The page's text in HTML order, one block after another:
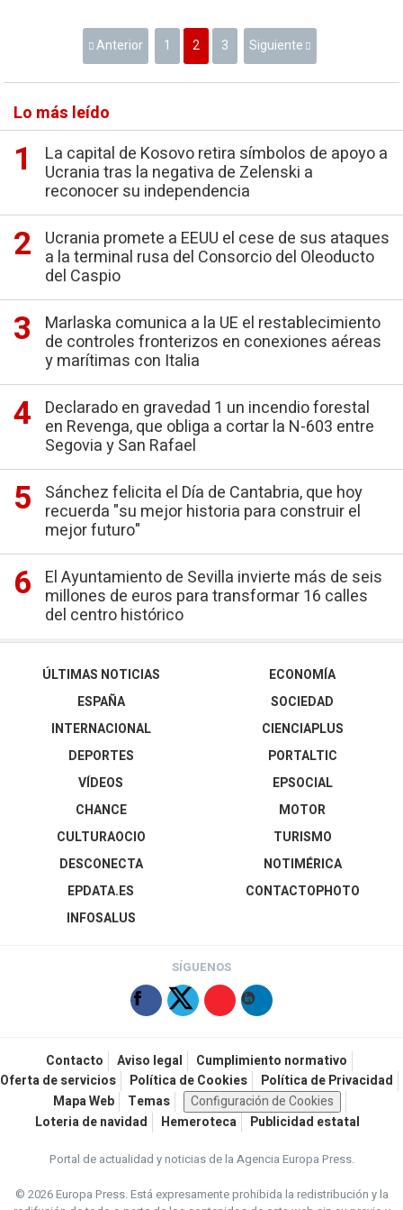
Anterior 1 2 3 Siguiente
Lo más leído
La capital de Kosovo retira símbolos de apoyo a
Ucrania tras la negativa de Zelenski a
reconocer su independencia
Ucrania promete a EEUU el cese de sus ataques
a la terminal rusa del Consorcio del Oleoducto
del Caspio
Marlaska comunica a la UE el restablecimiento
de controles fronterizos en conexiones aéreas
y marítimas con Italia
Declarado en gravedad 1 un incendio forestal
en Revenga, que obliga a cortar la N-603 entre
Segovia y San Rafael
Sánchez felicita el Día de Cantabria, que hoy
recuerda "su mejor historia para construir el
mejor futuro"
El Ayuntamiento de Sevilla invierte más de seis
millones de euros para transformar 16 calles
del centro histórico
ÚLTIMAS NOTICIAS
ESPAÑA
INTERNACIONAL
DEPORTES
VÍDEOS
ECONOMÍA
SOCIEDAD
CIENCIAPLUS
PORTALTIC
EPSOCIAL
CHANCE
CULTURAOCIO
DESCONECTA
EPDATA.ES
INFOSALUS
MOTOR
TURISMO
NOTIMÉRICA
CONTACTOPHOTO
SÍGUENOS
Contacto Aviso legal
Cumplimiento normativo
Oferta de servicios
Política de Cookies
Política de Privacidad
Mapa Web
Temas
Configuración de Cookies
Loteria de navidad
Hemeroteca Publicidad estatal
Portal de actualidad y noticias de la Agencia Europa Press.
© 2026 Europa Press.Está expresamente prohibida la redistribución y la